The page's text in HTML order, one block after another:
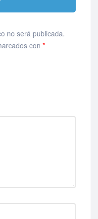
no será publicada.
con *